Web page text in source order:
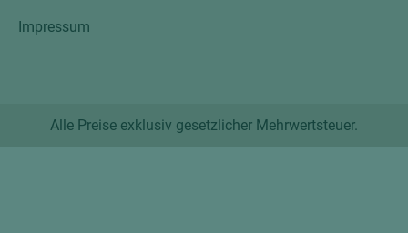
Impressum
Alle Preise exklusiv gesetzlicher Mehrwertsteuer.